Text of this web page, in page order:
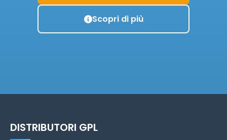
Scopri di più
DISTRIBUTORI GPL